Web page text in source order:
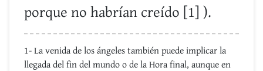
porque no habrían creído [1] ).
1- La venida de los ángeles también puede implicar la
llegada del fin del mundo o de la Hora final, aunque en